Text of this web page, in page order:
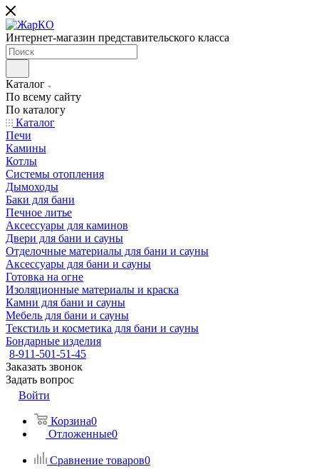
Интернет-магазин представительского класса
Каталог
По всему сайту
По каталогу
Каталог
Печи
Камины
Котлы
Системы отопления
Дымоходы
Баки для бани
Печное литье
Аксессуары для каминов
Двери для бани и сауны
Отделочные материалы для бани и сауны
Аксессуары для бани и сауны
Готовка на огне
Изоляционные материалы и краска
Камни для бани и сауны
Мебель для бани и сауны
Текстиль и косметика для бани и сауны
Бондарные изделия
8-911-501-51-45
Заказать звонок
Задать вопрос
Войти
Корзина0
Отложенные0
Сравнение товаров0